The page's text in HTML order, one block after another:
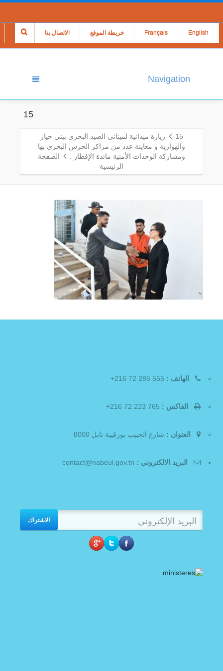
الاتصال بنا خريطة الموقع Français English
Navigation
15
15
زيارة ميدانية لمينائي الصيد البحري ببني خيار
والهوارية و معاينة عدد من مراكز الحرس البحري بها
ومشاركة الوحدات الأمنية مائدة الإفطار .
الصفحة
الرئيسية
الهاتف :
الفاكس :
العنوان : شارع الحبيب بورقيبة نابل 8000
البريد الالكتروني :
الاشتراك